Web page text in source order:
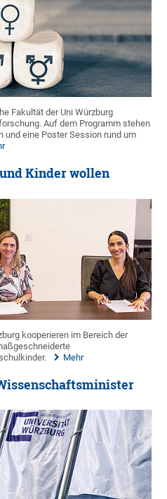
Fakultät der Uni Würzburg
Auf dem Programm stehen
und eine Poster Session rund um
Kinder wollen
kooperieren im Bereich der
Mehr